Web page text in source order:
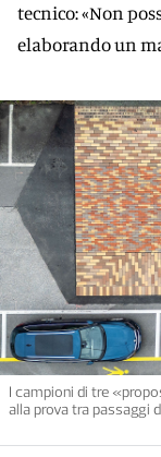
tecnico: «Non
elaborando un
I campioni di tre
alla prova tra passaggi